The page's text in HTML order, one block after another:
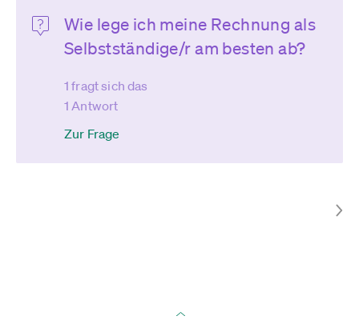
Wie lege ich meine Rechnung als
Selbstständige/r am besten ab?
1 fragt sich das
1 Antwort
Zur Frage